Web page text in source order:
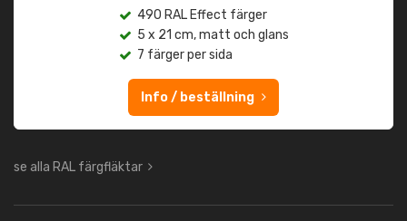
490 RAL Effect färger
5 x 21 cm, matt och glans
7 färger per sida
Info / beställning
se alla RAL färgfläktar